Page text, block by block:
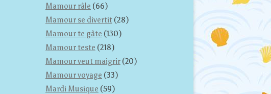
Mamour râle (66)
Mamour se divertit (28)
Mamour te gâte (130)
Mamour teste (218)
Mamour veut maigrir (20)
Mamour voyage (33)
Mardi Musique (59)